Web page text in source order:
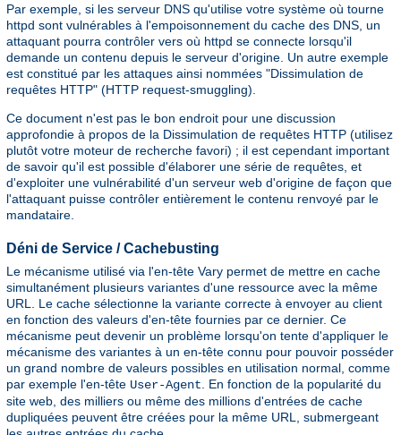
Par exemple, si les serveur DNS qu'utilise votre système où tourne
httpd sont vulnérables à l'empoisonnement du cache des DNS, un
attaquant pourra contrôler vers où httpd se connecte lorsqu'il
demande un contenu depuis le serveur d'origine. Un autre exemple
est constitué par les attaques ainsi nommées "Dissimulation de
requêtes HTTP" (HTTP request-smuggling).
Ce document n'est pas le bon endroit pour une discussion
approfondie à propos de la Dissimulation de requêtes HTTP (utilisez
plutôt votre moteur de recherche favori) ; il est cependant important
de savoir qu'il est possible d'élaborer une série de requêtes, et
d'exploiter une vulnérabilité d'un serveur web d'origine de façon que
l'attaquant puisse contrôler entièrement le contenu renvoyé par le
mandataire.
Déni de Service / Cachebusting
Le mécanisme utilisé via l'en-tête Vary permet de mettre en cache
simultanément plusieurs variantes d'une ressource avec la même
URL. Le cache sélectionne la variante correcte à envoyer au client
en fonction des valeurs d'en-tête fournies par ce dernier. Ce
mécanisme peut devenir un problème lorsqu'on tente d'appliquer le
mécanisme des variantes à un en-tête connu pour pouvoir posséder
un grand nombre de valeurs possibles en utilisation normal, comme
par exemple l'en-tête User-Agent . En fonction de la popularité du
site web, des milliers ou même des millions d'entrées de cache
dupliquées peuvent être créées pour la même URL, submergeant